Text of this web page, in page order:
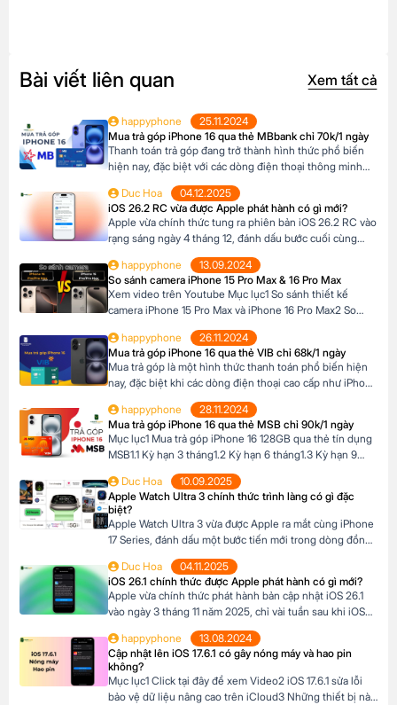
Bài viết liên quan Xem tất cả
happyphone
25.11.2024
Mua trả góp iPhone 16 qua thẻ MBbank chỉ 70k/1 ngày
Thanh toán trả góp đang trở thành hình thức phổ biến
hiện nay, đặc biệt với các dòng điện thoại thông minh
khả năng tài chính tức thời của nhiều người Tại Happy
Phone, khách hàng có thể lựa chọn chương trình trả […]
Duc Hoa
04.12.2025
iOS 26.2 RC vừa được Apple phát hành có gì mới?
Apple vừa chính thức tung ra phiên bản iOS 26.2 RC vào
rạng sáng ngày 4 tháng 12, đánh dấu bước cuối cùng
trước khi bản cập nhật chính thức đến tay người dùng.
Phiên bản này mang đến một số cải tiến thú vị, tập trung
vào việc nâng cao trải nghiệm người dùng […]
happyphone
13.09.2024
So sánh camera iPhone 15 Pro Max & 16 Pro Max
Xem video trên Youtube Mục lục1 So sánh thiết kế
camera iPhone 15 Pro Max và iPhone 16 Pro Max2 So
So sánh khả năng quay video của iPhone 15 Pro Max và
iPhone 16 Pro Max4 Nút Camera control trên iPhone 16
Pro […]
happyphone
26.11.2024
Mua trả góp iPhone 16 qua thẻ VIB chỉ 68k/1 ngày
Mua trả góp là một hình thức thanh toán phổ biến hiện
nay, đặc biệt khi các dòng điện thoại cao cấp như iPhone
đủ điều kiện tài chính để thanh toán một lần. Tại Happy
Phone, chương trình trả góp iPhone 16 […]
happyphone
28.11.2024
Mua trả góp iPhone 16 qua thẻ MSB chỉ 90k/1 ngày
Mục lục1 Mua trả góp iPhone 16 128GB qua thẻ tín dụng
MSB1.1 Kỳ hạn 3 tháng1.2 Kỳ hạn 6 tháng1.3 Kỳ hạn 9
qua thẻ tín dụng MSB Đừng bỏ lỡ cơ hội sở hữu iPhone
16 128GB với mức giá hấp dẫn […]
Duc Hoa
10.09.2025
Apple Watch Ultra 3 chính thức trình làng có gì đặc
biệt?
Apple Watch Ultra 3 vừa được Apple ra mắt cùng iPhone
17 Series, đánh dấu một bước tiến mới trong dòng đồng
phiêu lưu. Với thiết kế chắc chắn, tính năng theo dõi sức
khỏe vượt trội và thời lượng pin ấn tượng, […]
Duc Hoa
04.11.2025
iOS 26.1 chính thức được Apple phát hành có gì mới?
Apple vừa chính thức phát hành bản cập nhật iOS 26.1
vào ngày 3 tháng 11 năm 2025, chỉ vài tuần sau khi iOS
26 ra mắt. Đây là bản cập nhật đầu tiên lớn cho hệ điều
hành mới nhất dành cho iPhone, mang đến nhiều cải
tiến đáng chú ý, tập trung vào […]
happyphone
13.08.2024
Cập nhật lên iOS 17.6.1 có gây nóng máy và hao pin
không?
Mục lục1 Click tại đây để xem Video2 iOS 17.6.1 sửa lỗi
bảo vệ dữ liệu nâng cao trên iCloud3 Những thiết bị nào